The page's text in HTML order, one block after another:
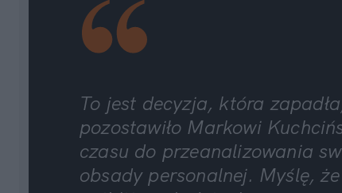
To jest decyzja, która
pozostawiło Markowi
czasu do przeanalizowania
obsady personalnej. Myślę,